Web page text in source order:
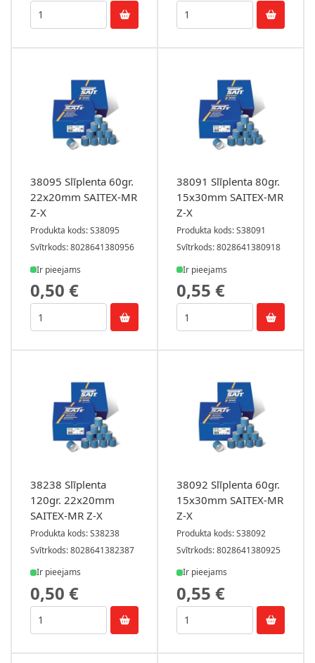
38095 Slīplenta 60gr.
22x20mm SAITEX-MR
Z-X
Produkta kods: S38095
Svītrkods: 8028641380956
Ir pieejams
0,50 €
38091 Slīplenta 80gr.
15x30mm SAITEX-MR
Z-X
Produkta kods: S38091
Svītrkods: 8028641380918
Ir pieejams
0,55 €
38238 Slīplenta
120gr. 22x20mm
SAITEX-MR Z-X
Produkta kods: S38238
Svītrkods: 8028641382387
Ir pieejams
0,50 €
38092 Slīplenta 60gr.
15x30mm SAITEX-MR
Z-X
Produkta kods: S38092
Svītrkods: 8028641380925
Ir pieejams
0,55 €